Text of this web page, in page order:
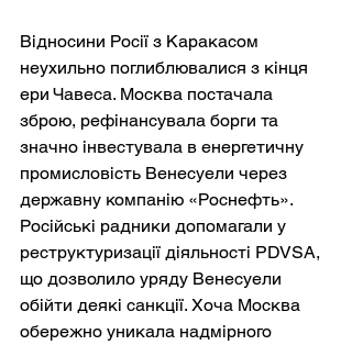
Відносини Росії з Каракасом
неухильно поглиблювалися з кінця
ери Чавеса. Москва постачала
зброю, рефінансувала борги та
значно інвестувала в енергетичну
промисловість Венесуели через
державну компанію «Роснефть».
Російські радники допомагали у
реструктуризації діяльності PDVSA,
що дозволило уряду Венесуели
обійти деякі санкції. Хоча Москва
обережно уникала надмірного